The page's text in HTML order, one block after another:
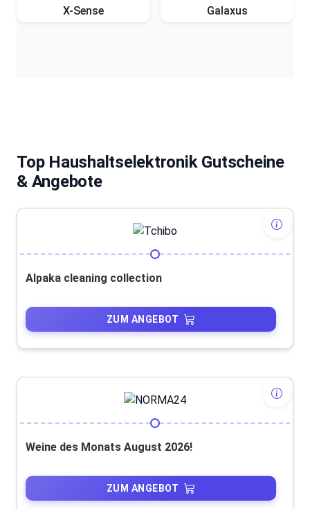
X-Sense Galaxus
Top Haushaltselektronik Gutscheine
& Angebote
Alpaka cleaning collection
ZUM ANGEBOT
Weine des Monats August 2026!
ZUM ANGEBOT